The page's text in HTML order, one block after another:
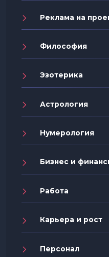
Реклама на
Философия
Эзотерика
Астрология
Нумерология
Бизнес и
Работа
Карьера и рост
Персонал